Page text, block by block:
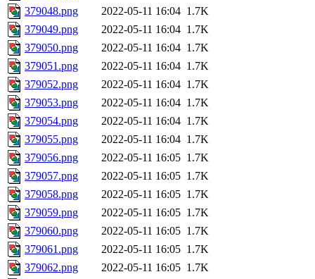
379048.png
2022-05-11 16:04 1.7K
379049.png
2022-05-11 16:04 1.7K
379050.png
2022-05-11 16:04 1.7K
379051.png
2022-05-11 16:04 1.7K
379052.png
2022-05-11 16:04 1.7K
379053.png
2022-05-11 16:04 1.7K
379054.png
2022-05-11 16:04 1.7K
379055.png
2022-05-11 16:04 1.7K
379056.png
2022-05-11 16:05 1.7K
379057.png
2022-05-11 16:05 1.7K
379058.png
2022-05-11 16:05 1.7K
379059.png
2022-05-11 16:05 1.7K
379060.png
2022-05-11 16:05 1.7K
379061.png
2022-05-11 16:05 1.7K
379062.png
2022-05-11 16:05 1.7K